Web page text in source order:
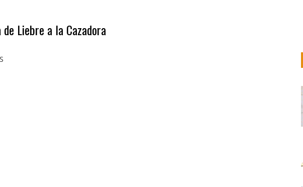
Liebre a la Cazadora